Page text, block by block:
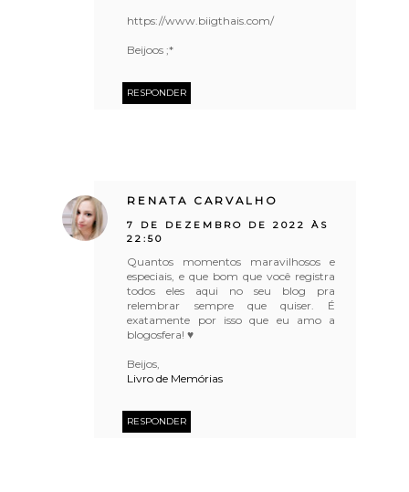
https://www.biigthais.com/
Beijoos ;*
RESPONDER
RENATA CARVALHO
7 DE DEZEMBRO DE 2022 ÀS
22:50
Quantos momentos maravilhosos e
especiais, e que bom que você registra
todos eles aqui no seu blog pra
relembrar sempre que quiser. É
exatamente por isso que eu amo a
blogosfera! ♥
Beijos,
Livro de Memórias
RESPONDER